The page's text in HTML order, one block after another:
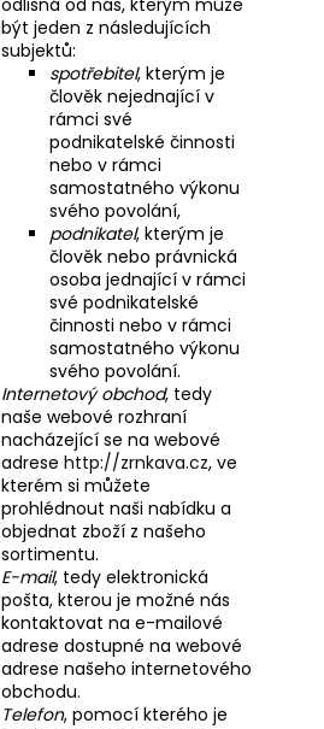
být jeden z následujících
subjektů:
spotřebitel, kterým je
člověk nejednající v
rámci své
podnikatelské činnosti
nebo v rámci
samostatného výkonu
svého povolání,
podnikatel, kterým je
člověk nebo právnická
osoba jednající v rámci
své podnikatelské
činnosti nebo v rámci
samostatného výkonu
svého povolání.
Internetový obchod, tedy
naše webové rozhraní
nacházející se na webové
adrese http://zrnkava.cz, ve
kterém si můžete
prohlédnout naši nabídku a
objednat zboží z našeho
sortimentu.
E-mail, tedy elektronická
pošta, kterou je možné nás
kontaktovat na e-mailové
adrese dostupné na webové
adrese našeho internetového
obchodu.
Telefon, pomocí kterého je